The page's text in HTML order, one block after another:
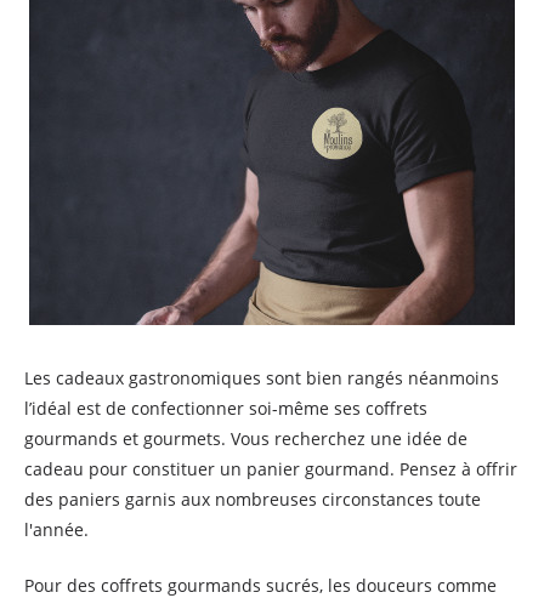
Les cadeaux gastronomiques sont bien rangés néanmoins
l’idéal est de confectionner soi-même ses coffrets
gourmands et gourmets. Vous recherchez une idée de
cadeau pour constituer un panier gourmand. Pensez à offrir
des paniers garnis aux nombreuses circonstances toute
l'année.
Pour des coffrets gourmands sucrés, les douceurs comme